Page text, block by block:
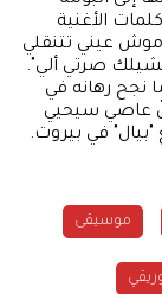
عام 2013. وتقول كلمات الأغنية
عيني تتنقلي
صرتي ألي".
نجح رهانه في
عاصي سيحيي
في بيروت.
موسيقى